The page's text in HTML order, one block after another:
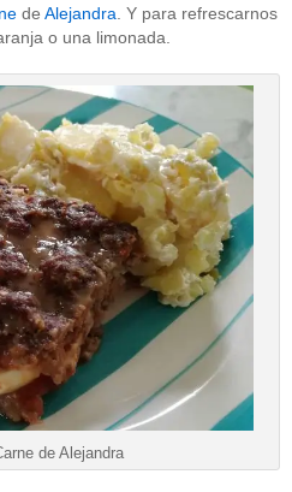
de Alejandra . Y para refrescarnos
o una limonada.
de Alejandra